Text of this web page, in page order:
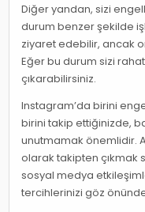
Diğer yandan, sizi
durum benzer şekilde
ziyaret edebilir, ancak
Eğer bu durum sizi
çıkarabilirsiniz.
Instagram’da birini
birini takip ettiğinizde,
unutmamak önemlidir.
olarak takipten çıkmak
sosyal medya
tercihlerinizi göz